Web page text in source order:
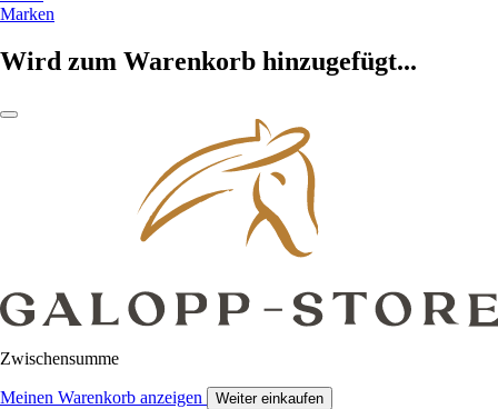
Marken
Wird zum Warenkorb hinzugefügt...
Zwischensumme
Meinen Warenkorb anzeigen Weiter einkaufen